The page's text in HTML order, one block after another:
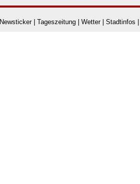
Newsticker|Tageszeitung |Wetter|Stadtinfos